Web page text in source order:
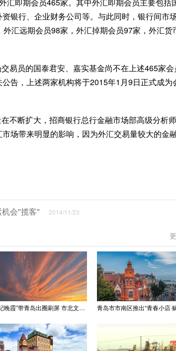
银行、企业财务公司等。与此同时，银行间市
汇远期会员98家，外汇掉期会员97家，外汇货
易员的国泰君安、嘉实基金尚不在上述465家会
告，上述两家机构将于2015年1月9日正式成为
不断扩大，招商银行总行金融市场部高级分析
场带来明显的影响，因为外汇交易量较大的金
会"揽客" 2014/11/23
“世纪晚霞”带青岛出圈刷屏 市北文旅推出精品线路